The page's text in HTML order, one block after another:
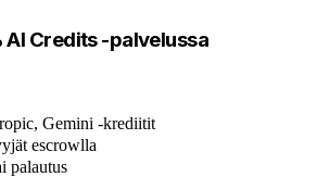
Credits -palvelussa
Gemini -krediitit
escrowlla
palautus